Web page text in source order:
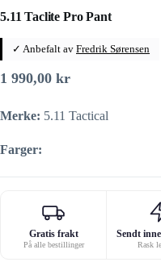
5.11 Taclite Pro Pant
✓ Anbefalt av Fredrik Sørensen
1 990,00 kr
Merke: 5.11 Tactical
Farger:
Gratis frakt
På alle bestillinger
Sendt
Rask